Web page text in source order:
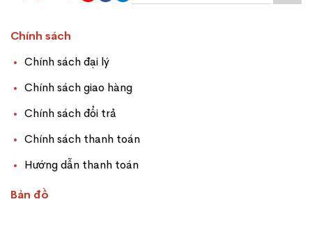
Chính sách
Chính sách đại lý
Chính sách giao hàng
Chính sách đổi trả
Chính sách thanh toán
Hướng dẫn thanh toán
Bản đồ